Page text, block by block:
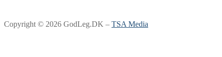
Copyright © 2026 GodLeg.DK – TSA Media